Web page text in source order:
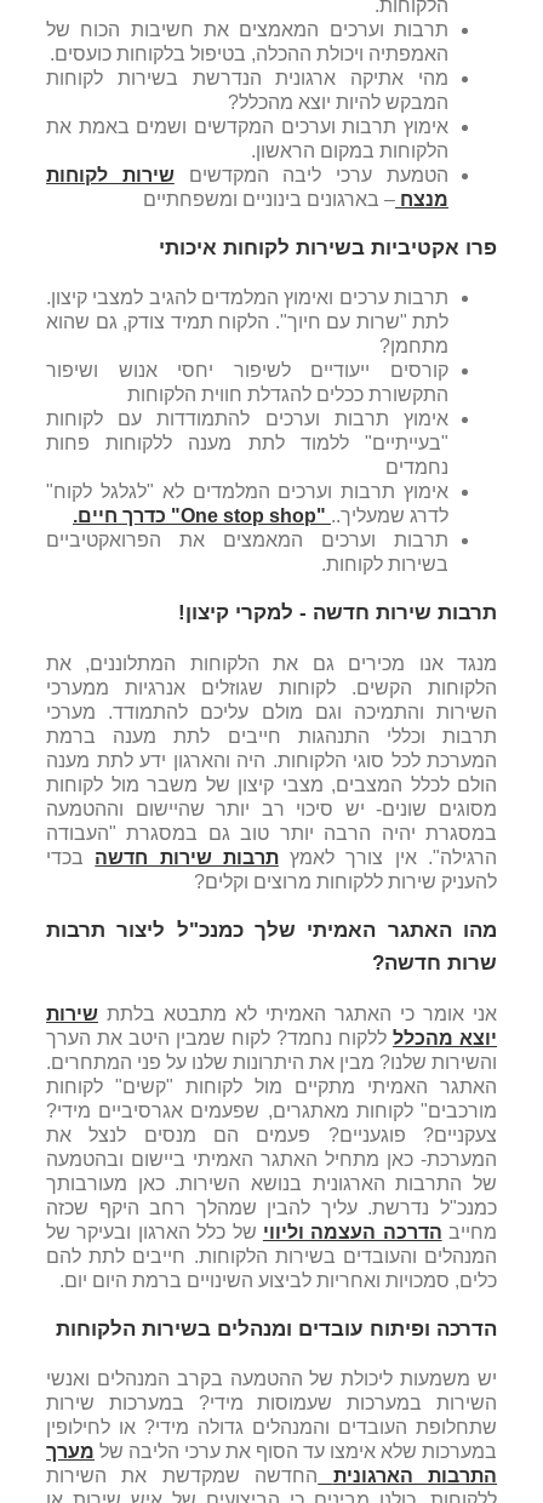
הלקוחות.
תרבות וערכים המאמצים את חשיבות הכוח של
האמפתיה ויכולת ההכלה, בטיפול בלקוחות כועסים.
מהי אתיקה ארגונית הנדרשת בשירות לקוחות
המבקש להיות יוצא מהכלל?
אימוץ תרבות וערכים המקדשים ושמים באמת את
הלקוחות במקום הראשון.
הטמעת ערכי ליבה המקדשיםשירות לקוחות
מנצח – בארגונים בינוניים ומשפחתיים
פרו אקטיביות בשירות לקוחות איכותי
תרבות ערכים ואימוץ המלמדים להגיב למצבי קיצון.
לתת "שרות עם חיוך". הלקוח תמיד צודק, גם שהוא
מתחמן?
קורסים ייעודיים לשיפור יחסי אנוש ושיפור
התקשורת ככלים להגדלת חווית הלקוחות
אימוץ תרבות וערכים להתמודדות עם לקוחות
"בעייתיים" ללמוד לתת מענה ללקוחות פחות
נחמדים
אימוץ תרבות וערכים המלמדים לא "לגלגל לקוח"
לדרג שמעליך.. "One stop shop" כדרך חיים.
תרבות וערכים המאמצים את הפרואקטיביים
בשירות לקוחות.
תרבות שירות חדשה - למקרי קיצון!
מנגד אנו מכירים גם את הלקוחות המתלוננים, את
הלקוחות הקשים. לקוחות שגוזלים אנרגיות ממערכי
השירות והתמיכה וגם מולם עליכם להתמודד. מערכי
תרבות וכללי התנהגות חייבים לתת מענה ברמת
המערכת לכל סוגי הלקוחות. היה והארגון ידע לתת מענה
הולם לכלל המצבים, מצבי קיצון של משבר מול לקוחות
מסוגים שונים- יש סיכוי רב יותר שהיישום וההטמעה
במסגרת יהיה הרבה יותר טוב גם במסגרת "העבודה
הרגילה". אין צורך לאמץתרבות שירות חדשה בכדי
להעניק שירות ללקוחות מרוצים וקלים?
מהו האתגר האמיתי שלך כמנכ"ל ליצור תרבות
שרות חדשה?
אני אומר כי האתגר האמיתי לא מתבטא בלתת שירות
יוצא מהכלל ללקוח נחמד? לקוח שמבין היטב את הערך
והשירות שלנו? מבין את היתרונות שלנו על פני המתחרים.
האתגר האמיתי מתקיים מול לקוחות "קשים" לקוחות
מורכבים" לקוחות מאתגרים, שפעמים אגרסיביים מידי?
צעקניים? פוגעניים? פעמים הם מנסים לנצל את
המערכת- כאן מתחיל האתגר האמיתי ביישום ובהטמעה
של התרבות הארגונית בנושא השירות. כאן מעורבותך
כמנכ"ל נדרשת. עליך להבין שמהלך רחב היקף שכזה
מחייב הדרכה העצמה וליווי של כלל הארגון ובעיקר של
המנהלים והעובדים בשירות הלקוחות. חייבים לתת להם
כלים, סמכויות ואחריות לביצוע השינויים ברמת היום יום.
הדרכה ופיתוח עובדים ומנהלים בשירות הלקוחות
יש משמעות ליכולת של ההטמעה בקרב המנהלים ואנשי
השירות במערכות שעמוסות מידי? במערכות שירות
שתחלופת העובדים והמנהלים גדולה מידי? או לחילופין
במערכות שלא אימצו עד הסוף את ערכי הליבה של מערך
התרבות הארגונית
החדשה שמקדשת את השירות